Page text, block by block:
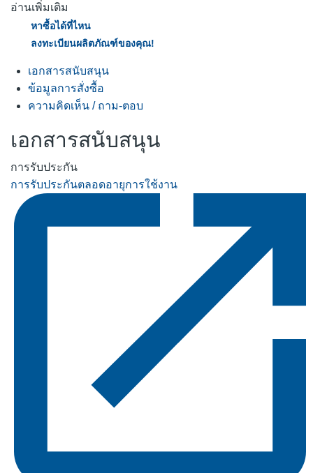
อ่านเพิ่มเติม
หาซื้อได้ที่ไหน
ลงทะเบียนผลิตภัณฑ์ของคุณ!
เอกสารสนับสนุน
ข้อมูลการสั่งซื้อ
ความคิดเห็น / ถาม-ตอบ
เอกสารสนับสนุน
การรับประกัน
การรับประกันตลอดอายุการใช้งาน